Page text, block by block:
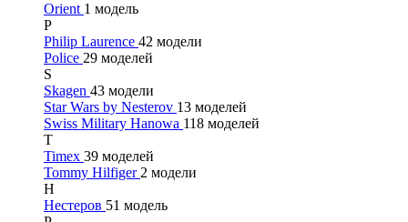
Orient 1 модель
P
Philip Laurence 42 модели
Police 29 моделей
S
Skagen 43 модели
Star Wars by Nesterov 13 моделей
Swiss Military Hanowa 118 моделей
T
Timex 39 моделей
Tommy Hilfiger 2 модели
Н
Нестеров 51 модель